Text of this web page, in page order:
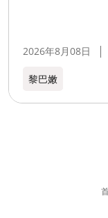
2026年8月08日
黎巴嫩​